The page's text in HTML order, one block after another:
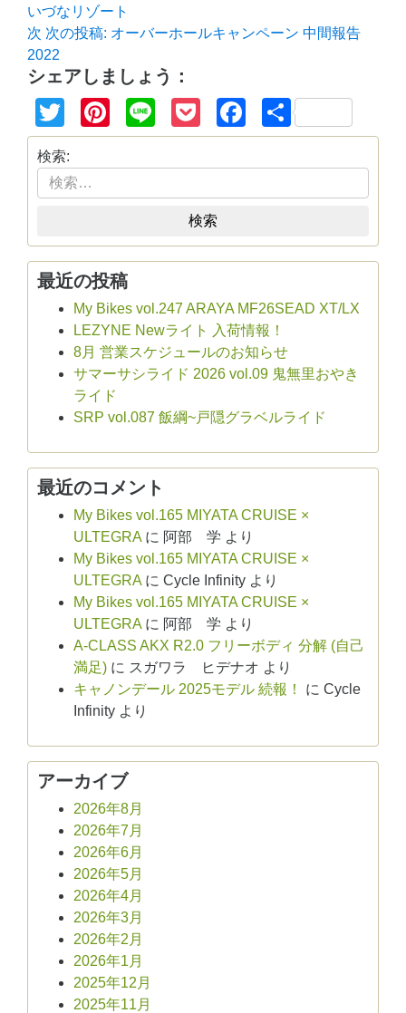
いづなリゾート
次 次の投稿: オーバーホールキャンペーン 中間報告
2022
シェアしましょう：
TwitterPinterest
Line PocketFacebook
共
有
検索:
検索
最近の投稿
My Bikes vol.247 ARAYA MF26SEAD XT/LX
LEZYNE Newライト 入荷情報！
8月 営業スケジュールのお知らせ
サマーサシライド 2026 vol.09 鬼無里おやき
ライド
SRP vol.087 飯綱~戸隠グラベルライド
最近のコメント
My Bikes vol.165 MIYATA CRUISE ×
ULTEGRA に 阿部 学 より
My Bikes vol.165 MIYATA CRUISE ×
ULTEGRA に Cycle Infinity より
My Bikes vol.165 MIYATA CRUISE ×
ULTEGRA に 阿部 学 より
A-CLASS AKX R2.0 フリーボディ 分解 (自己
満足) に スガワラ ヒデナオ より
キャノンデール 2025モデル 続報！
に Cycle
Infinity より
アーカイブ
2026年8月
2026年7月
2026年6月
2026年5月
2026年4月
2026年3月
2026年2月
2026年1月
2025年12月
2025年11月